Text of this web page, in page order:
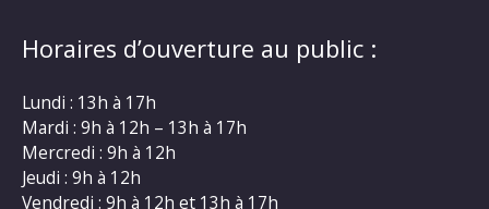
Horaires d’ouverture au public :
Lundi : 13h à 17h
Mardi : 9h à 12h – 13h à 17h
Mercredi : 9h à 12h
Jeudi : 9h à 12h
Vendredi : 9h à 12h et 13h à 17h